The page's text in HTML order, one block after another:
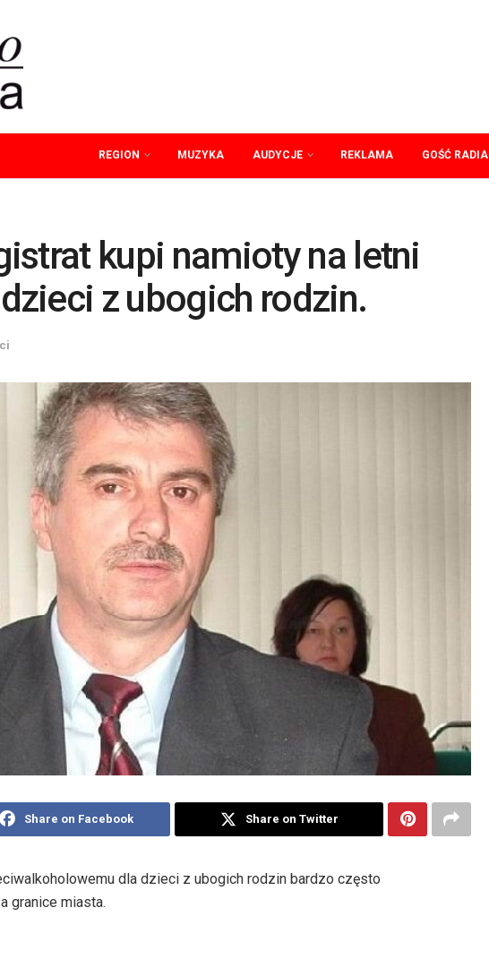
REGION MUZYKA AUDYCJE REKLAMA GOŚĆ RADIA
kupi namioty na letni
z ubogich rodzin.
Share on Facebook Share on Twitter
dla dzieci z ubogich rodzin bardzo często
granice miasta.